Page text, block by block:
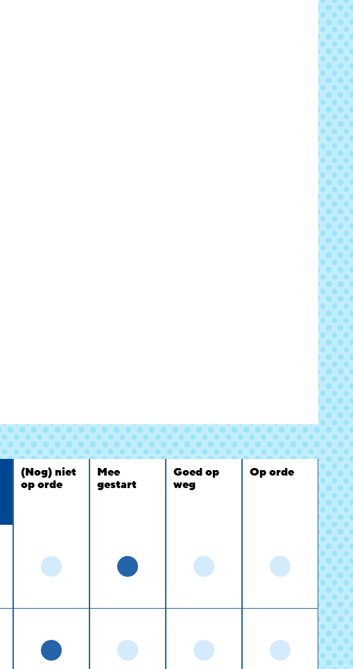
(Nog) niet
op orde
Mee
gestart
Goed op
weg
Op orde